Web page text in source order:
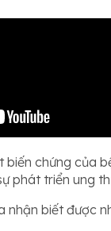
chứng của
phát triển ung
nhận biết được